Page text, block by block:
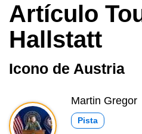
Artículo
Hallstatt
Icono de Austria
Martin Gregor
Pista